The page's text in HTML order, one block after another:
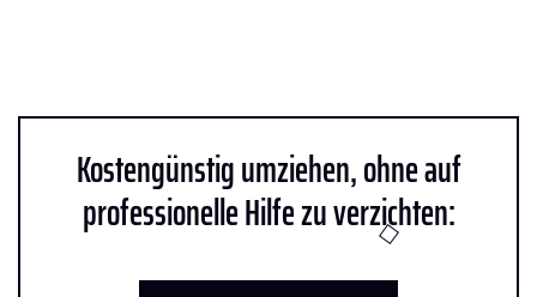
Kostengünstig umziehen, ohne auf
professionelle Hilfe zu verzichten: